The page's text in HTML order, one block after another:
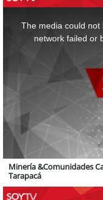
The media could
network failed or
Minería &Comunidades
Tarapacá